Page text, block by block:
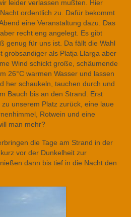
leider verlassen mußten. Hier
ordentlich zu. Dafür bekommt
eine Veranstaltung dazu. Das
recht eng angelegt. Es gibt
genug für uns ist. Da fällt die Wahl
grobsandiger als Platja Llarga aber
Wind schickt große, schäumende
26°C warmen Wasser und lassen
her schaukeln, tauchen durch und
Bauch bis an den Strand. Erst
unserem Platz zurück, eine laue
Rotwein und eine
man mehr?
die Tage am Strand in der
vor der Dunkelheit zur
dann bis tief in die Nacht den